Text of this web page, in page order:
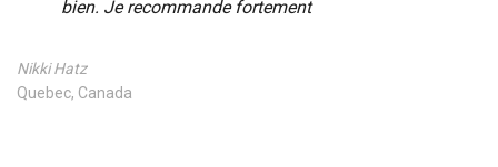
bien. Je recommande fortement
Nikki Hatz
Quebec, Canada